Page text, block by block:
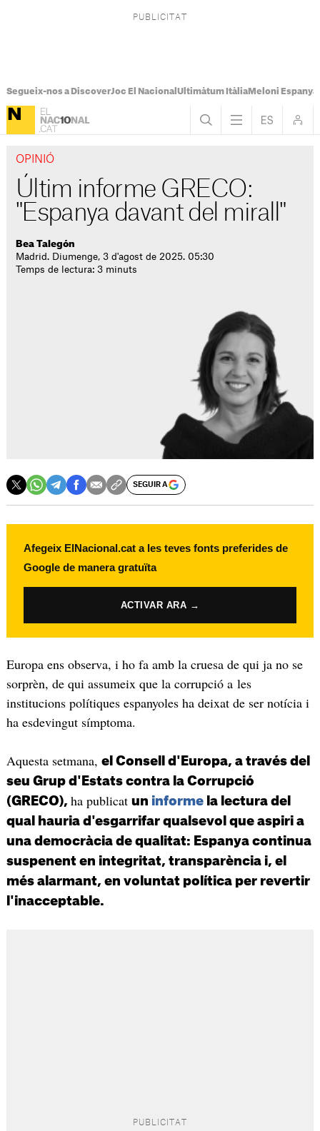
Segueix-nos a DiscoverJoc El Nacional Ultimàtum ItàliaMeloni Espanya
OPINIÓ
Últim informe GRECO:
"Espanya davant del mirall"
Bea Talegón
Madrid. Diumenge, 3 d'agost de 2025. 05:30
Temps de lectura: 3 minuts
SEGUIR A
Afegeix ElNacional.cat a les teves fonts preferides de
Google de manera gratuïta
ACTIVAR ARA →
Europa ens observa, i ho fa amb la cruesa de qui ja no se
sorprèn, de qui assumeix que la corrupció a les
institucions polítiques espanyoles ha deixat de ser notícia i
ha esdevingut símptoma.
Aquesta setmana, el Consell d'Europa, a través del
seu Grup d'Estats contra la Corrupció
(GRECO), ha publicat un informela lectura del
qual hauria d'esgarrifar qualsevol que aspiri a
una democràcia de qualitat: Espanya continua
suspenent en integritat, transparència i, el
més alarmant, en voluntat política per revertir
l'inacceptable.